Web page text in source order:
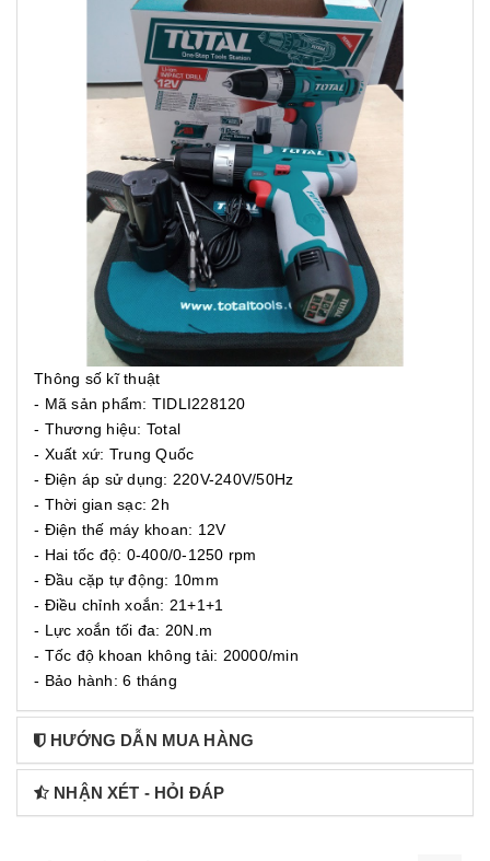
Thông số kĩ thuật
- Mã sản phẩm: TIDLI228120
- Thương hiệu: Total
- Xuất xứ: Trung Quốc
- Điện áp sử dụng: 220V-240V/50Hz
- Thời gian sạc: 2h
- Điện thế máy khoan: 12V
- Hai tốc độ: 0-400/0-1250 rpm
- Đầu cặp tự động: 10mm
- Điều chỉnh xoắn: 21+1+1
- Lực xoắn tối đa: 20N.m
- Tốc độ khoan không tải: 20000/min
- Bảo hành: 6 tháng
HƯỚNG DẪN MUA HÀNG
NHẬN XÉT - HỎI ĐÁP